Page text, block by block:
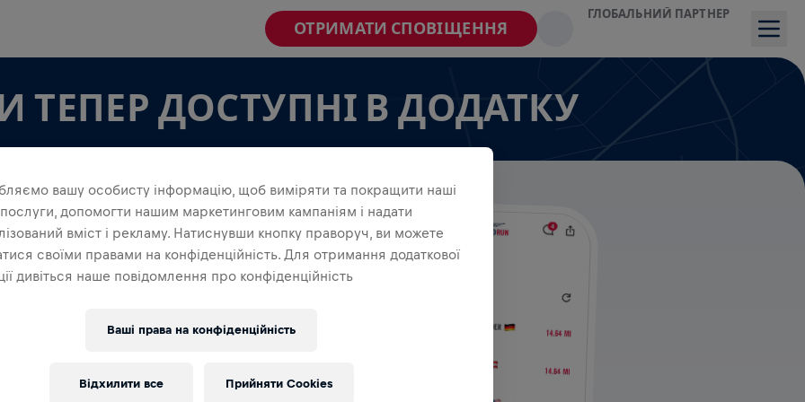
ОТРИМАТИ СПОВІЩЕННЯ
ГЛОБАЛЬНИЙ ПАРТНЕР
ТЕПЕР ДОСТУПНІ В ДОДАТКУ
В ДОДАТКУ
команді, чи створюєш свою власну, досліди все,
— спілкуйтеся, стежте за своєю
разом.
вашу особисту інформацію, щоб виміряти та покращити наші
допомогти нашим маркетинговим кампаніям і надати
вміст і рекламу. Натиснувши кнопку праворуч, ви можете
своїми правами на конфіденційність. Для отримання додаткової
дивіться наше повідомлення про конфіденційність
Ваші права на конфіденційність
Відхилити все Прийняти Cookies